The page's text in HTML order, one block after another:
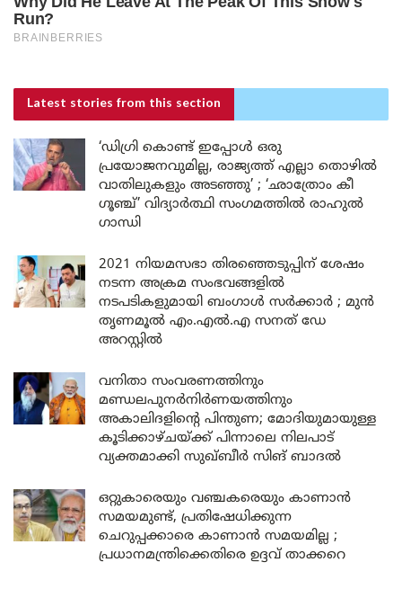
Latest stories from this section
‘ഡിഗ്രി കൊണ്ട് ഇപ്പോൾ ഒരു
പ്രയോജനവുമില്ല, രാജ്യത്ത് എല്ലാ തൊഴിൽ
വാതിലുകളും അടഞ്ഞു’ ; ‘ഛാത്രോം കീ
ഗൂഞ്ച്’ വിദ്യാർത്ഥി സംഗമത്തിൽ രാഹുൽ
ഗാന്ധി
2021 നിയമസഭാ തിരഞ്ഞെടുപ്പിന് ശേഷം
നടന്ന അക്രമ സംഭവങ്ങളിൽ
നടപടികളുമായി ബംഗാൾ സർക്കാർ ; മുൻ
തൃണമൂൽ എം.എൽ.എ സനത് ഡേ
അറസ്റ്റിൽ
വനിതാ സംവരണത്തിനും
മണ്ഡലപുനർനിർണയത്തിനും
അകാലിദളിന്റെ പിന്തുണ; മോദിയുമായുള്ള
കൂടിക്കാഴ്ചയ്ക്ക് പിന്നാലെ നിലപാട്
വ്യക്തമാക്കി സുഖ്ബീർ സിങ് ബാദൽ
ഒറ്റുകാരെയും വഞ്ചകരെയും കാണാൻ
സമയമുണ്ട്, പ്രതിഷേധിക്കുന്ന
ചെറുപ്പക്കാരെ കാണാൻ സമയമില്ല ;
പ്രധാനമന്ത്രിക്കെതിരെ ഉദ്ദവ് താക്കറെ